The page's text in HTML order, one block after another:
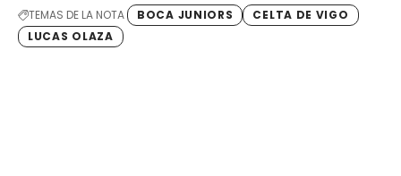
TEMAS DE LA NOTA BOCA JUNIORS
CELTA DE VIGO
LUCAS OLAZA